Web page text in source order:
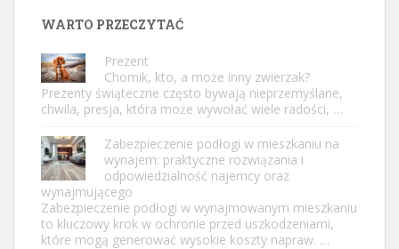
WARTO PRZECZYTAĆ
Prezent
Chomik, kto, a może inny zwierzak?
Prezenty świąteczne często bywają nieprzemyślane,
chwila, presja, która może wywołać wiele radości, …
Zabezpieczenie podłogi w mieszkaniu na
wynajem: praktyczne rozwiązania i
odpowiedzialność najemcy oraz
wynajmującego
Zabezpieczenie podłogi w wynajmowanym mieszkaniu
to kluczowy krok w ochronie przed uszkodzeniami,
które mogą generować wysokie koszty napraw. …